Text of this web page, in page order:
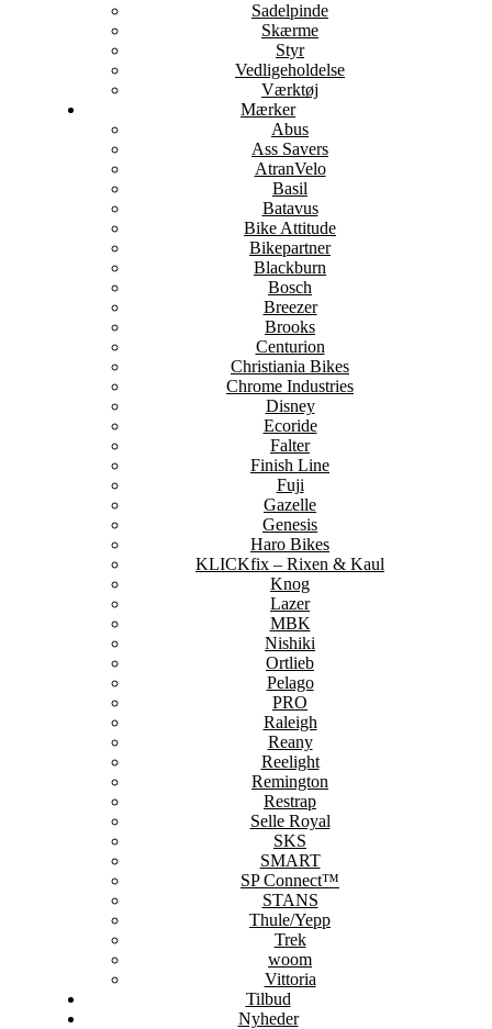
Sadelpinde
Skærme
Styr
Vedligeholdelse
Værktøj
Mærker
Abus
Ass Savers
AtranVelo
Basil
Batavus
Bike Attitude
Bikepartner
Blackburn
Bosch
Breezer
Brooks
Centurion
Christiania Bikes
Chrome Industries
Disney
Ecoride
Falter
Finish Line
Fuji
Gazelle
Genesis
Haro Bikes
KLICKfix – Rixen & Kaul
Knog
Lazer
MBK
Nishiki
Ortlieb
Pelago
PRO
Raleigh
Reany
Reelight
Remington
Restrap
Selle Royal
SKS
SMART
SP Connect™
STANS
Thule/Yepp
Trek
woom
Vittoria
Tilbud
Nyheder